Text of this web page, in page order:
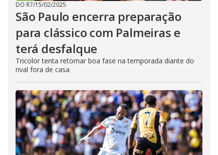
DO R7/15/02/2025
São Paulo encerra preparação
para clássico com Palmeiras e
terá desfalque
Tricolor tenta retomar boa fase na temporada diante do
rival fora de casa